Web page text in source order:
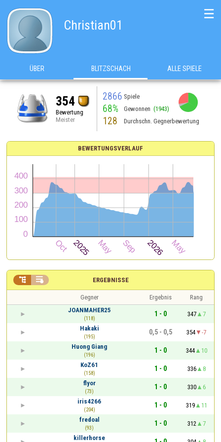
Christian01
☰
ÜBER BLITZSCHACH ALLE SPIELE
354
Bewertung
Meister
2866 Spiele
68% Gewonnen (1943)
128 Durchschn. Gegnerbewertung
BEWERTUNGSVERLAUF
ERGEBNISSE
 
Gegner Ergebnis
Rang
JOANMAHER25
(118)
1 - 0 347
7
Hakaki
(195)
0,5 - 0,5 354
-7
Huong Giang
(196)
1 - 0 344
10
KoZ61
(158)
1 - 0 336
8
flyor
(73)
1 - 0 330
6
iris4266
(204)
1 - 0 319
11
fredoal
(93)
1 - 0 312
7
killerhorse